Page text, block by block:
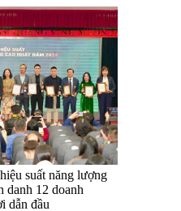
suất năng lượng
danh 12 doanh
dẫn đầu